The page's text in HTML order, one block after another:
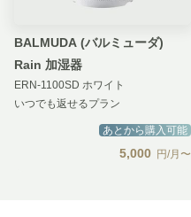
BALMUDA (バルミューダ)
Rain 加湿器
ERN-1100SD ホワイト
いつでも返せるプラン
あとから購入可能
5,000 円/月〜